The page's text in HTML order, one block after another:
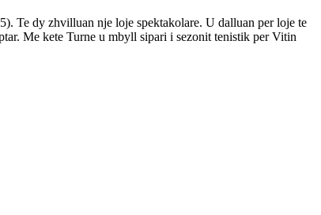
Te dy zhvilluan nje loje spektakolare. U dalluan per loje te
Me kete Turne u mbyll sipari i sezonit tenistik per Vitin